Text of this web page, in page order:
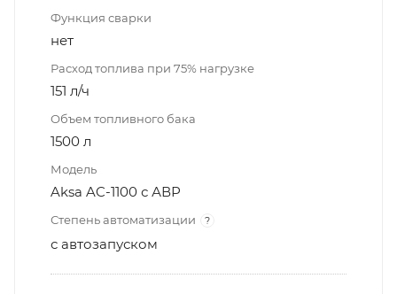
Функция сварки
нет
Расход топлива при 75% нагрузке
151 л/ч
Объем топливного бака
1500 л
Модель
Aksa AC-1100 с АВР
Степень автоматизации ?
с автозапуском